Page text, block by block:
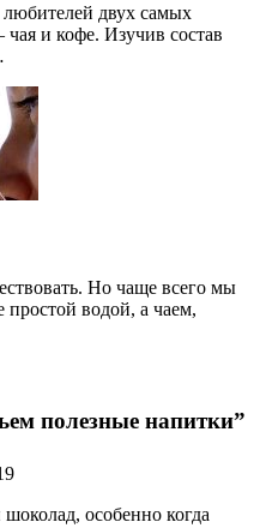
двух самых
и кофе. Изучив состав
Но чаще всего мы
простой водой, а чаем,
полезные напитки”
особенно когда